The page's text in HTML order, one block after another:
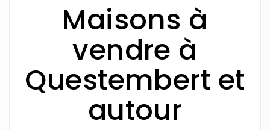
Maisons à
vendre à
Questembert et
autour